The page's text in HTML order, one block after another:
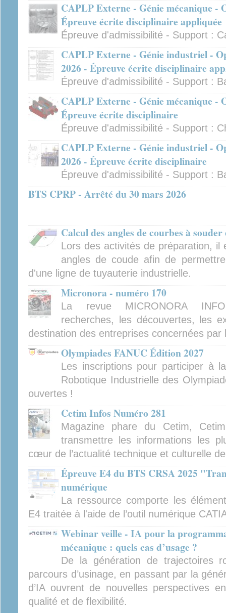
CAPLP Externe - Génie mécanique -
Épreuve écrite disciplinaire appliquée
Épreuve d'admissibilité - Support :
CAPLP Externe - Génie industriel -
2026 - Épreuve écrite disciplinaire
Épreuve d'admissibilité - Support :
CAPLP Externe - Génie mécanique -
Épreuve écrite disciplinaire
Épreuve d'admissibilité - Support :
CAPLP Externe - Génie industriel -
2026 - Épreuve écrite disciplinaire
Épreuve d'admissibilité - Support :
BTS CPRP - Arrêté du 30 mars 2026
Calcul des angles de courbes à
Lors des activités de préparation, il
angles de coude afin de
d'une ligne de tuyauterie industrielle.
Micronora - numéro 170
La revue MICRONORA
recherches, les découvertes, les
destination des entreprises concernées
Olympiades FANUC Édition 2027
Les inscriptions pour participer à
Robotique Industrielle des
ouvertes !
Cetim Infos Numéro 281
Magazine phare du Cetim,
transmettre les informations les
cœur de l’actualité technique et culturelle
Épreuve E4 du BTS CRSA 2025
numérique
La ressource comporte les
E4 traitée à l'aide de l’outil numérique
Webinar veille - IA pour la
mécanique : quels cas d’usage ?
De la génération de trajectoires
parcours d’usinage, en passant par la
d’IA ouvrent de nouvelles perspectives
qualité et de flexibilité.